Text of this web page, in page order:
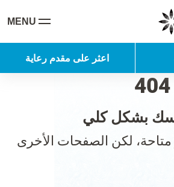
MENU
اعثر على مقدم رعاية
بشكل كلي
لكن الصفحات الأخرى